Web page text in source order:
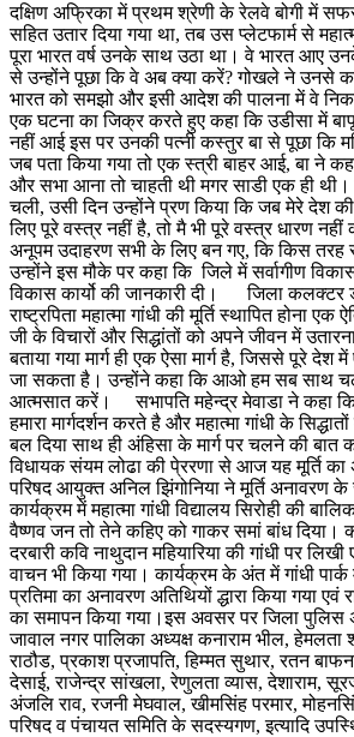
दक्षिण अफ्रिका में प्रथम श्रेणी के रेलवे बोगी में
सहित उतार दिया गया था, तब उस प्लेटफार्म से
पूरा भारत वर्ष उनके साथ उठा था। वे भारत आए
से उन्होंने पूछा कि वे अब क्या करें? गोखले ने उनसे
भारत को समझो और इसी आदेश की पालना में वे
एक घटना का जिक्र करते हुए कहा कि उडीसा में
नहीं आई इस पर उनकी पत्नी कस्तुर बा से पूछा कि
जब पता किया गया तो एक स्त्री बाहर आई, बा ने
और सभा आना तो चाहती थी मगर साडी एक ही
चली, उसी दिन उन्होंने प्रण किया कि जब मेरे देश
लिए पूरे वस्त्र नहीं है, तो मै भी पूरे वस्त्र धारण
अनूपम उदाहरण सभी के लिए बन गए, कि किस तरह
उन्होंने इस मौके पर कहा कि जिले में सर्वागीण
विकास कार्यो की जानकारी दी। जिला कलक्टर
राष्ट्रपिता महात्मा गांधी की मूर्ति स्थापित होना
जी के विचारों और सिद्धांतों को अपने जीवन में
बताया गया मार्ग ही एक ऐसा मार्ग है, जिससे पूरे देश
जा सकता है। उन्होंने कहा कि आओ हम सब साथ
आत्मसात करें। सभापति महेन्द्र मेवाडा ने कहा कि
हमारा मार्गदर्शन करते है और महात्मा गांधी के
बल दिया साथ ही अंहिसा के मार्ग पर चलने की बात
विधायक संयम लोढा की पे्ररणा से आज यह मूर्ति का
परिषद आयुक्त अनिल झिंगोनिया ने मूर्ति अनावरण के
कार्यक्रम में महात्मा गांधी विद्यालय सिरोही की
वैष्णव जन तो तेने कहिए को गाकर समां बांध दिया।
दरबारी कवि नाथुदान महियारिया की गांधी पर
वाचन भी किया गया। कार्यक्रम के अंत में गांधी
प्रतिमा का अनावरण अतिथियों द्धारा किया गया एवं
का समापन किया गया।इस अवसर पर जिला पुलिस
जावाल नगर पालिका अध्यक्ष कनाराम भील, हेमलता
राठौड, प्रकाश प्रजापति, हिम्मत सुथार, रतन
देसाई, राजेन्द्र सांखला, रेणुलता व्यास, देशाराम,
अंजलि राव, रजनी मेघवाल, खीमसिंह परमार,
परिषद व पंचायत समिति के सदस्यगण, इत्यादि